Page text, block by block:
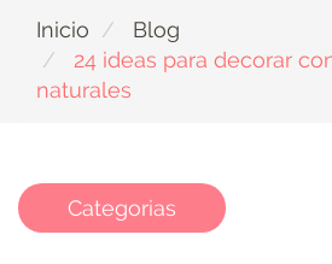
Inicio
Blog
24 ideas para decorar
naturales
Categorias